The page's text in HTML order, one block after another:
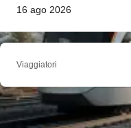
16 ago 2026
Viaggiatori